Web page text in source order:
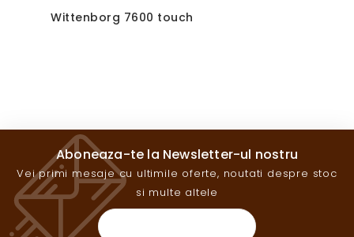
Wittenborg 7600 touch
Aboneaza-te la Newsletter-ul nostru
Vei primi mesaje cu ultimile oferte, noutati despre stoc
si multe altele